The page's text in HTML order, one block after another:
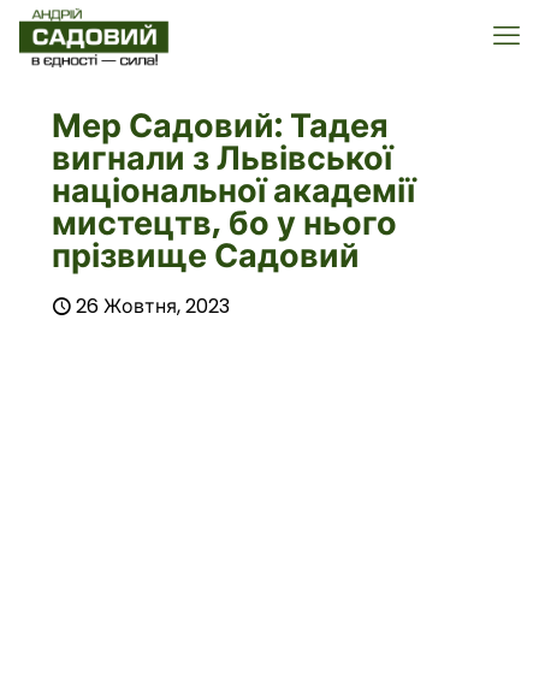
Мер Садовий: Тадея
вигнали з Львівської
національної академії
мистецтв, бо у нього
прізвище Садовий
26 Жовтня, 2023